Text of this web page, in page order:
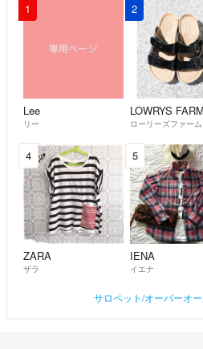
1
Lee
リー
2
LOWRYS FARM
ローリーズファーム
4
ZARA
ザラ
5
IENA
イエナ
サロペット/オーバーオ